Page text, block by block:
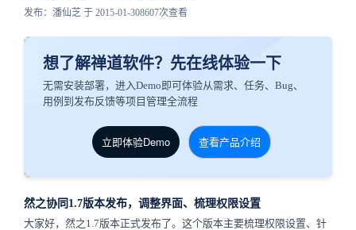
发布：潘仙芝 于 2015-01-308607次查看
想了解禅道软件？先在线体验一下
无需安装部署，进入Demo即可体验从需求、任务、Bug、
用例到发布反馈等项目管理全流程
立即体验Demo 查看产品介绍
然之协同1.7版本发布，调整界面、梳理权限设置
大家好，然之1.7版本正式发布了。这个版本主要梳理权限设置、针